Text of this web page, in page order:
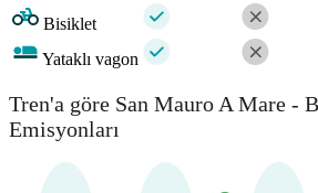
Bisiklet
Yataklı vagon
Tren'a göre San Mauro A Mare -
Emisyonları